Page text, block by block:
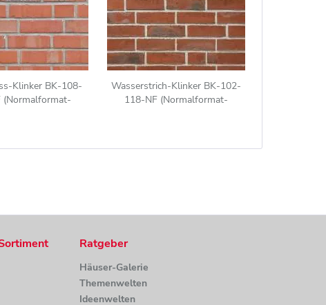
Klinker BK-108-
(Normalformat-
Wasserstrich-Klinker BK-102-
118-NF (Normalformat-
Ratgeber
Häuser-Galerie
Themenwelten
Ideenwelten